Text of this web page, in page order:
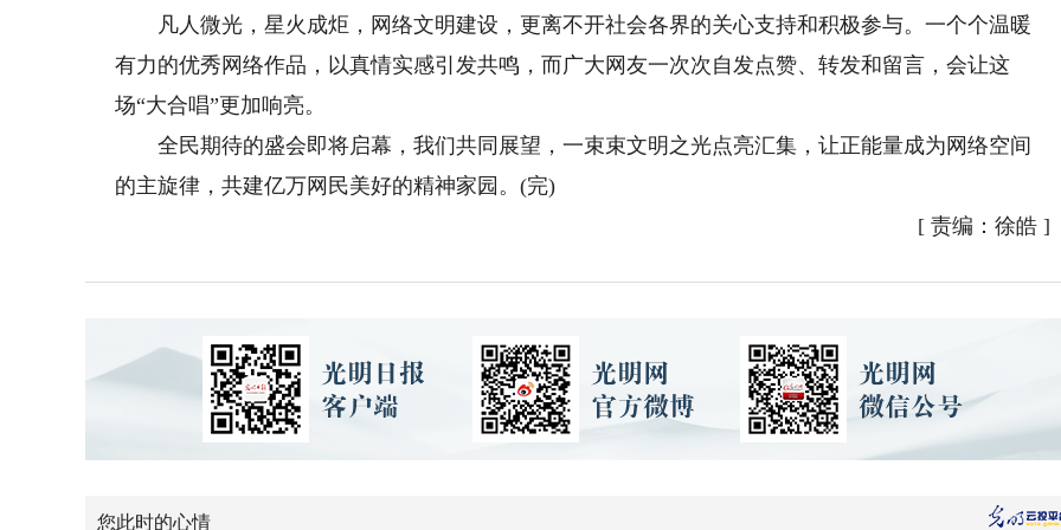
凡人微光，星火成炬，网络文明建设，更离不开社会各界的关心支持和积极参与。一个个温暖
有力的优秀网络作品，以真情实感引发共鸣，而广大网友一次次自发点赞、转发和留言，会让这
场“大合唱”更加响亮。
全民期待的盛会即将启幕，我们共同展望，一束束文明之光点亮汇集，让正能量成为网络空间
的主旋律，共建亿万网民美好的精神家园。(完)
[ 责编：徐皓]
您此时的心情